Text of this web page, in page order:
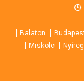
contentBalaton
Miskolc